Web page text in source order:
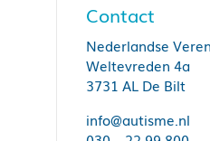
Contact
Nederlandse
Weltevreden 4a
3731 AL De Bilt
info@autisme.nl